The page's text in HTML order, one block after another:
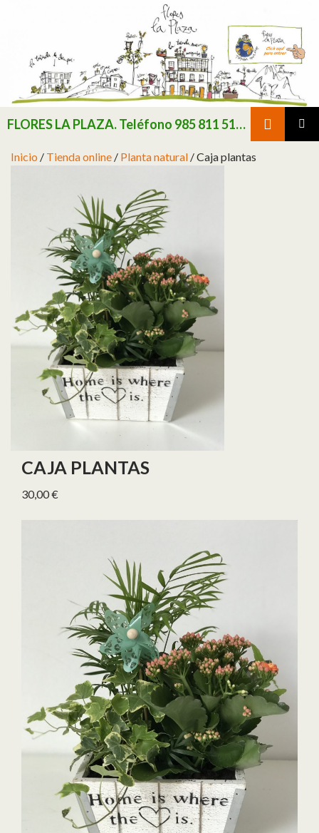
FLORES LA PLAZA. Teléfono 985 811 511 / Consultar existencias de flor y planta natural antes de realizar pedido
Inicio / Tienda online / Planta natural / Caja plantas
CAJA PLANTAS
30,00€